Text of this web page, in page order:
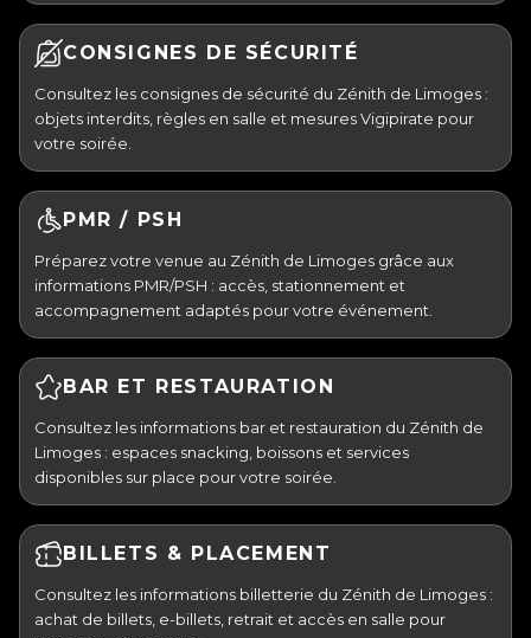
CONSIGNES DE SÉCURITÉ
Consultez les consignes de sécurité du Zénith de Limoges :
objets interdits, règles en salle et mesures Vigipirate pour
votre soirée.
PMR / PSH
Préparez votre venue au Zénith de Limoges grâce aux
informations PMR/PSH : accès, stationnement et
accompagnement adaptés pour votre événement.
BAR ET RESTAURATION
Consultez les informations bar et restauration du Zénith de
Limoges : espaces snacking, boissons et services
disponibles sur place pour votre soirée.
BILLETS & PLACEMENT
Consultez les informations billetterie du Zénith de Limoges :
achat de billets, e-billets, retrait et accès en salle pour